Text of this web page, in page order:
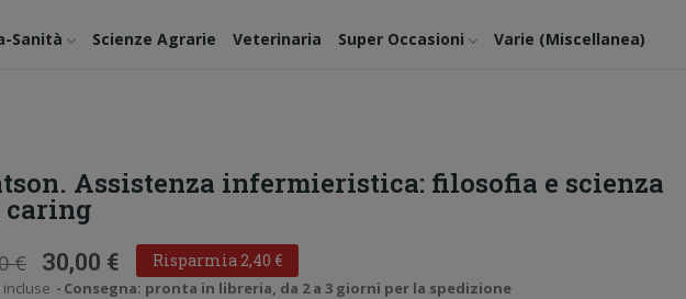
Sanità Scienze Agrarie Veterinaria Super Occasioni Varie (miscellanea)
Assistenza infermieristica: filosofia e scienza
caring
€ 30,00 € Risparmia 2,40 €
Consegna: pronta in libreria, da 2 a 3 giorni per la spedizione